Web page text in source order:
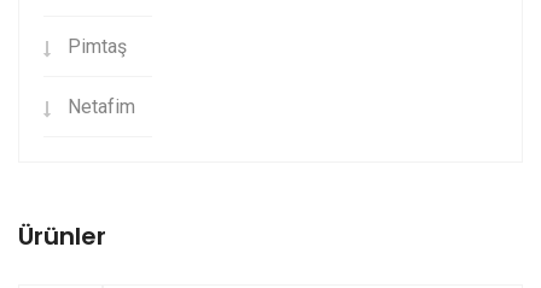
Pimtaş
Netafim
Ürünler